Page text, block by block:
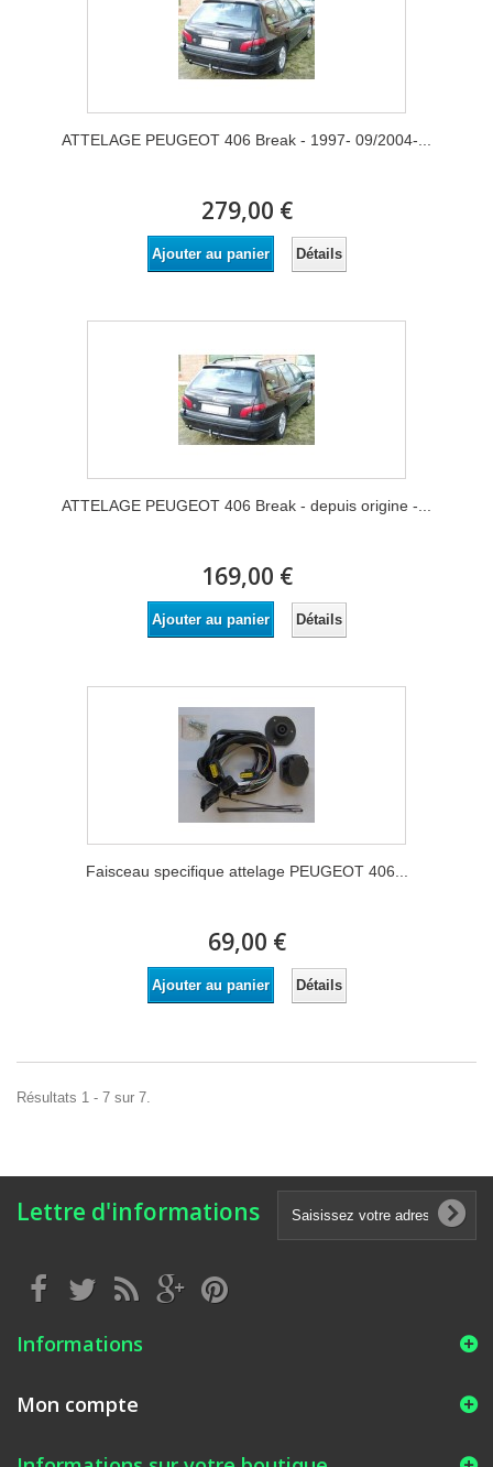
ATTELAGE PEUGEOT 406 Break - 1997- 09/2004-...
279,00 €
Ajouter au panier Détails
ATTELAGE PEUGEOT 406 Break - depuis origine -...
169,00 €
Ajouter au panier Détails
Faisceau specifique attelage PEUGEOT 406...
69,00 €
Ajouter au panier Détails
Résultats 1 - 7 sur 7.
Lettre d'informations
Informations
Mon compte